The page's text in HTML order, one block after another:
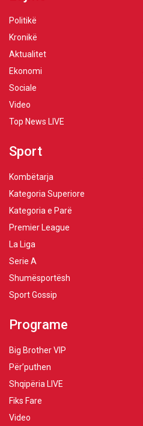
Politikë
Kronikë
Aktualitet
Ekonomi
Sociale
Video
Top News LIVE
Sport
Kombëtarja
Kategoria Superiore
Kategoria e Parë
Premier League
La Liga
Serie A
Shumësportësh
Sport Gossip
Programe
Big Brother VIP
Për’puthen
Shqipëria LIVE
Fiks Fare
Video